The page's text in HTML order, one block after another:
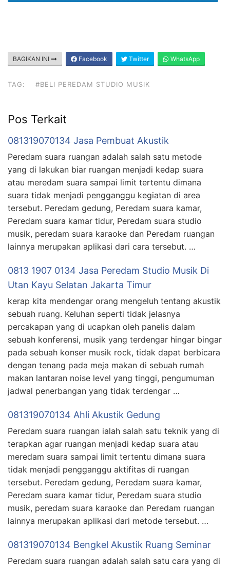
BAGIKAN INI Facebook Twitter WhatsApp
TAG: #BELI PEREDAM STUDIO MUSIK
Pos Terkait
081319070134 Jasa Pembuat Akustik
Peredam suara ruangan adalah salah satu metode
yang di lakukan biar ruangan menjadi kedap suara
atau meredam suara sampai limit tertentu dimana
suara tidak menjadi pengganggu kegiatan di area
tersebut. Peredam gedung, Peredam suara kamar,
Peredam suara kamar tidur, Peredam suara studio
musik, peredam suara karaoke dan Peredam ruangan
lainnya merupakan aplikasi dari cara tersebut. …
0813 1907 0134 Jasa Peredam Studio Musik Di
Utan Kayu Selatan Jakarta Timur
kerap kita mendengar orang mengeluh tentang akustik
sebuah ruang. Keluhan seperti tidak jelasnya
percakapan yang di ucapkan oleh panelis dalam
sebuah konferensi, musik yang terdengar hingar bingar
pada sebuah konser musik rock, tidak dapat berbicara
dengan tenang pada meja makan di sebuah rumah
makan lantaran noise level yang tinggi, pengumuman
jadwal penerbangan yang tidak terdengar …
081319070134 Ahli Akustik Gedung
Peredam suara ruangan ialah salah satu teknik yang di
terapkan agar ruangan menjadi kedap suara atau
meredam suara sampai limit tertentu dimana suara
tidak menjadi pengganggu aktifitas di ruangan
tersebut. Peredam gedung, Peredam suara kamar,
Peredam suara kamar tidur, Peredam suara studio
musik, peredam suara karaoke dan Peredam ruangan
lainnya merupakan aplikasi dari metode tersebut. …
081319070134 Bengkel Akustik Ruang Seminar
Peredam suara ruangan adalah salah satu cara yang di